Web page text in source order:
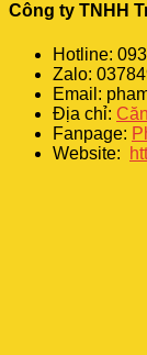
Công ty TNHH
Hotline:
Zalo:
Email:
Địa chỉ:
Fanpage:
Website: